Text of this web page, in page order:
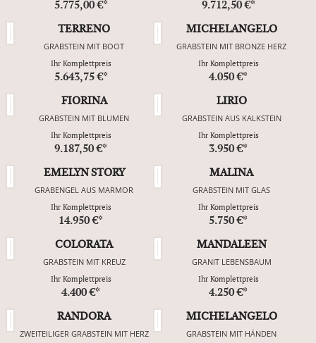
5.775,00 €* 9.712,50 €*
TERRENO
GRABSTEIN MIT BOOT
Ihr Komplettpreis
5.643,75 €*
MICHELANGELO
GRABSTEIN MIT BRONZE HERZ
Ihr Komplettpreis
4.050 €*
FIORINA
GRABSTEIN MIT BLUMEN
Ihr Komplettpreis
9.187,50 €*
LIRIO
GRABSTEIN AUS KALKSTEIN
Ihr Komplettpreis
3.950 €*
EMELYN STORY
GRABENGEL AUS MARMOR
Ihr Komplettpreis
14.950 €*
MALINA
GRABSTEIN MIT GLAS
Ihr Komplettpreis
5.750 €*
COLORATA
GRABSTEIN MIT KREUZ
Ihr Komplettpreis
4.400 €*
MANDALEEN
GRANIT LEBENSBAUM
Ihr Komplettpreis
4.250 €*
RANDORA
ZWEITEILIGER GRABSTEIN MIT HERZ
MICHELANGELO
GRABSTEIN MIT HÄNDEN